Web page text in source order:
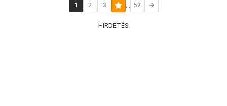
1 2 3 ... 52
HIRDETÉS